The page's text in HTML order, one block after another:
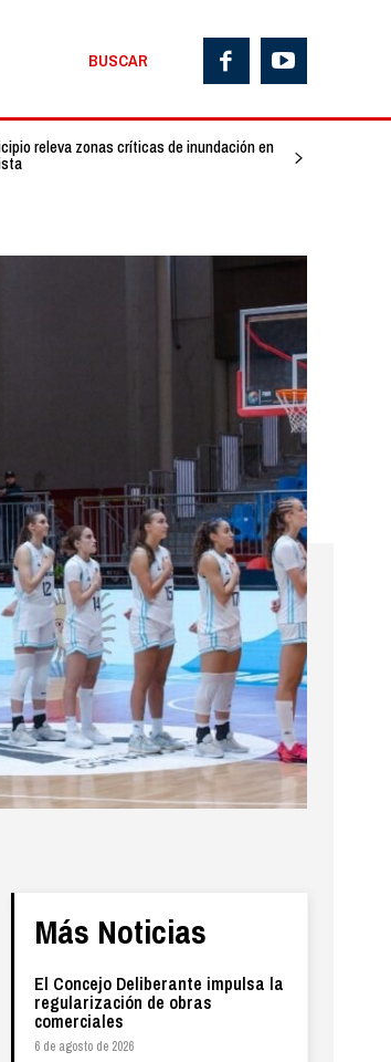
BUSCAR
releva zonas críticas de inundación en
Más Noticias
El Concejo Deliberante impulsa la
regularización de obras
comerciales
6 de agosto de 2026